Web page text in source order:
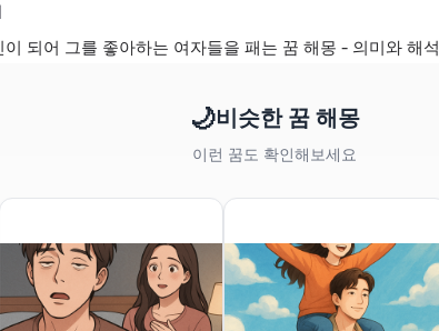
이 되어 그를 좋아하는 여자들을 패는 꿈 해몽 - 의미와 해석
🌙비슷한 꿈 해몽
이런 꿈도 확인해보세요